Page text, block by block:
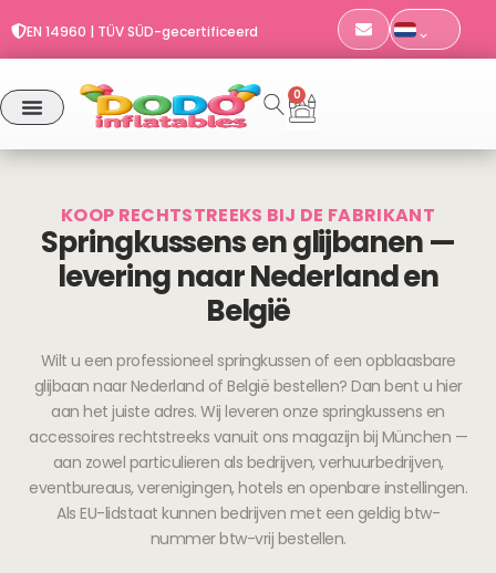
naar
de
inhoud
Bestellingen vóór 11:00 uur worden dezelfde dag verzonden
EN 14960 | TÜV SÜD-gecertificeerd
Verzending door heel Europa
Bestellingen vóór 11:00 uur worden dezelfde dag verzonden
0
Winkelwagen
KOOP RECHTSTREEKS BIJ DE FABRIKANT
Springkussens en glijbanen —
levering naar Nederland en
België
Wilt u een professioneel springkussen of een opblaasbare
glijbaan naar Nederland of België bestellen? Dan bent u hier
aan het juiste adres. Wij leveren onze springkussens en
accessoires rechtstreeks vanuit ons magazijn bij München —
aan zowel particulieren als bedrijven, verhuurbedrijven,
eventbureaus, verenigingen, hotels en openbare instellingen.
Als EU-lidstaat kunnen bedrijven met een geldig btw-
nummer btw-vrij bestellen.